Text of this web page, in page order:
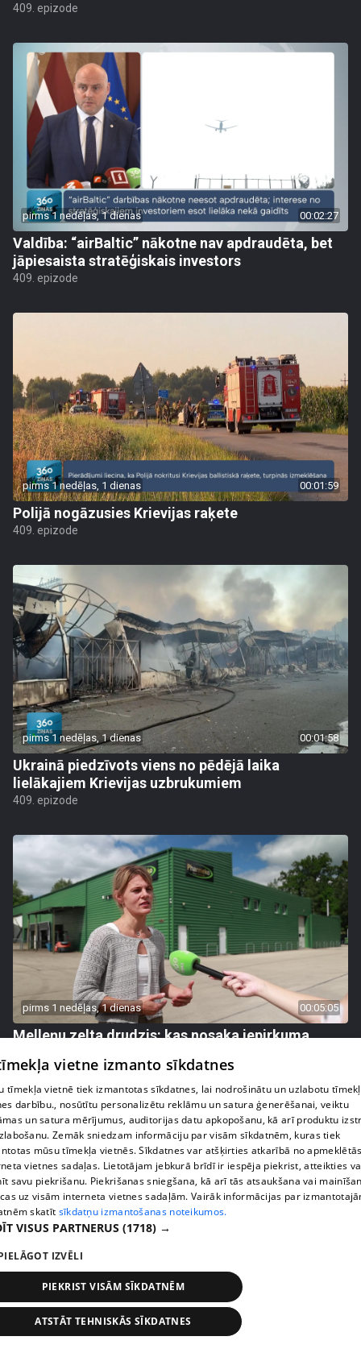
409. epizode
pirms 1 nedēļas, 1 dienas 00:02:27
Valdība: “airBaltic” nākotne nav apdraudēta, bet
jāpiesaista stratēģiskais investors
409. epizode
pirms 1 nedēļas, 1 dienas 00:01:59
Polijā nogāzusies Krievijas raķete
409. epizode
pirms 1 nedēļas, 1 dienas 00:01:58
Ukrainā piedzīvots viens no pēdējā laika
lielākajiem Krievijas uzbrukumiem
409. epizode
pirms 1 nedēļas, 1 dienas 00:05:05
Melleņu zelta drudzis: kas nosaka iepirkuma
409. epizode
pirms 1 nedēļas, 1 dienas
Ogas un sēnes šogad dārgākas, bet uzpirkšanas
punktos to krietni mazāk
409. epizode
vietne izmanto sīkdatnes
tīmekļa vietnē tiek izmantotas sīkdatnes, lai nodrošinātu un uzlabotu
darbību., nosūtītu personalizētu reklāmu un satura ģenerēšanai, veiktu
un satura mērījumus, auditorijas datu apkopošanu, kā arī produktu
Zemāk sniedzam informāciju par visām sīkdatnēm, kuras tiek
mūsu tīmekļa vietnēs. Sīkdatnes var atšķirties atkarībā no
vietnes sadaļas. Lietotājam jebkurā brīdī ir iespēja piekrist, atteikties
savu piekrišanu. Piekrišanas sniegšana, kā arī tās atsaukšana vai
uz visām interneta vietnes sadaļām. Vairāk informācijas par
skatīt sīkdatņu izmantošanas noteikumos.
VISUS PARTNERUS (1718) →
IZVĒLI
PIEKRIST VISĀM SĪKDATNĒM
ATSTĀT TEHNISKĀS SĪKDATNES